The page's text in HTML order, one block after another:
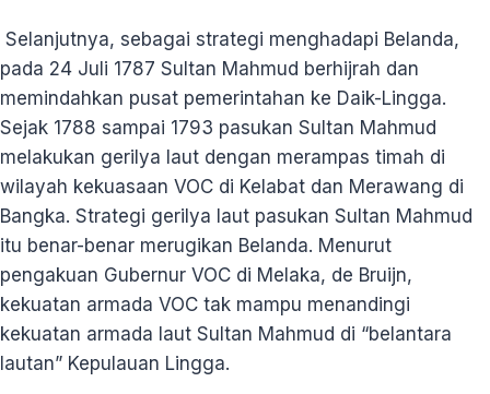
Selanjutnya, sebagai strategi menghadapi Belanda,
pada 24 Juli 1787 Sultan Mahmud berhijrah dan
memindahkan pusat pemerintahan ke Daik-Lingga.
Sejak 1788 sampai 1793 pasukan Sultan Mahmud
melakukan gerilya laut dengan merampas timah di
wilayah kekuasaan VOC di Kelabat dan Merawang di
Bangka. Strategi gerilya laut pasukan Sultan Mahmud
itu benar-benar merugikan Belanda. Menurut
pengakuan Gubernur VOC di Melaka, de Bruijn,
kekuatan armada VOC tak mampu menandingi
kekuatan armada laut Sultan Mahmud di “belantara
lautan” Kepulauan Lingga.